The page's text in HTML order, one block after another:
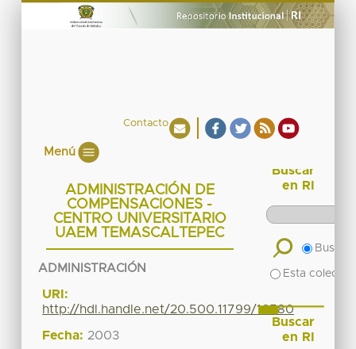
Contacto
Menú
ADMINISTRACIÓN DE
COMPENSACIONES -
CENTRO UNIVERSITARIO
UAEM TEMASCALTEPEC
ADMINISTRACIÓN
URI:
http://hdl.handle.net/20.500.11799/16580
Fecha: 2003
Buscar
en RI
Buscar
Esta
Buscar
en RI